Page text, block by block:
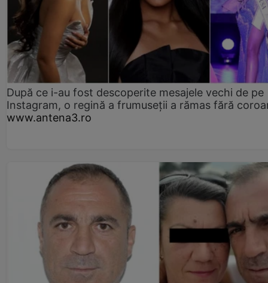
După ce i-au fost descoperite mesajele vechi de pe
Instagram, o regină a frumuseții a rămas fără
www.antena3.ro